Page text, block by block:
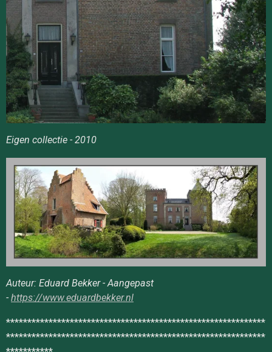
Eigen collectie - 2010
Auteur: Eduard Bekker - Aangepast
- https://www.eduardbekker.nl
*************************************************************
*************************************************************